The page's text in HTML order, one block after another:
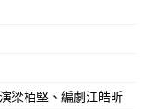
梁栢堅、編劇江皓昕